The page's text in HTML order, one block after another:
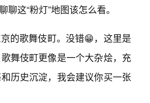
这“粉灯”地图该怎么看。
的歌舞伎町。没错😁，这里是
舞伎町更像是一个大杂烩，充
历史沉淀，我会建议你买一张